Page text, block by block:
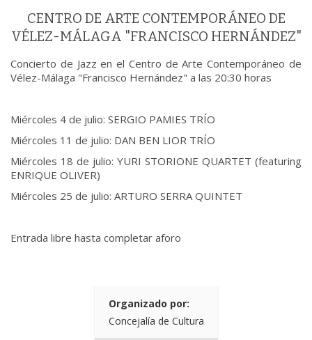
CENTRO DE ARTE CONTEMPORÁNEO DE
VÉLEZ-MÁLAGA "FRANCISCO HERNÁNDEZ"
Concierto de Jazz en el Centro de Arte Contemporáneo de
Vélez-Málaga "Francisco Hernández" a las 20:30 horas
Miércoles 4 de julio: SERGIO PAMIES TRÍO
Miércoles 11 de julio: DAN BEN LIOR TRÍO
Miércoles 18 de julio: YURI STORIONE QUARTET (featuring
ENRIQUE OLIVER)
Miércoles 25 de julio: ARTURO SERRA QUINTET
Entrada libre hasta completar aforo
Organizado por:
Concejalía de Cultura